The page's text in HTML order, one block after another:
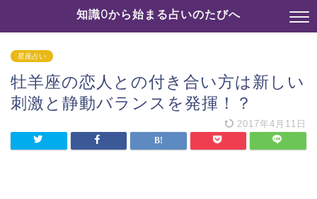
知識0から始まる占いのたびへ
星座占い
牡羊座の恋人との付き合い方は新しい
刺激と静動バランスを発揮！？
2017年4月11日